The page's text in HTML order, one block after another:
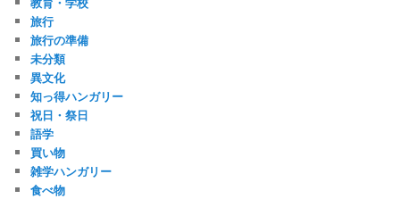
旅行
旅行の準備
未分類
異文化
知っ得ハンガリー
祝日・祭日
語学
買い物
雑学ハンガリー
食べ物